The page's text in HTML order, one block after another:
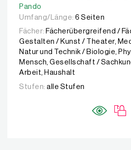
Pando
Umfang/Länge: 6 Seiten
Fächer: Fächerübergreifend /
Gestalten / Kunst / Theater,
Natur und Technik / Biologie,
Mensch, Gesellschaft /
Arbeit, Haushalt
Stufen: alle Stufen